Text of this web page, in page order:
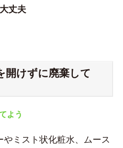
大丈夫
開けずに廃棄して
よう
やミスト状化粧水、ムース